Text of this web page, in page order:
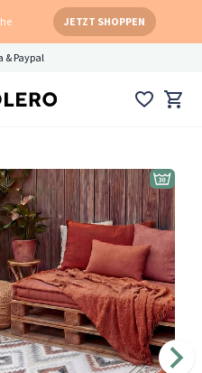
JETZT SHOPPEN
& Paypal